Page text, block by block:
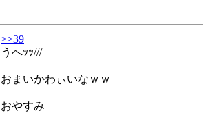
>>39
うへｯｯ///
おまいかわぃいなｗｗ
おやすみ